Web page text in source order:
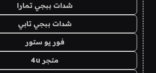
شدات ببجي تمارا
شدات ببجي تابي
فور يو ستور
متجر 4u